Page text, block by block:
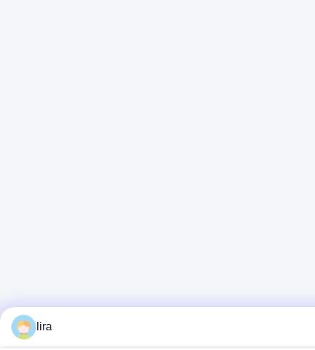
lira